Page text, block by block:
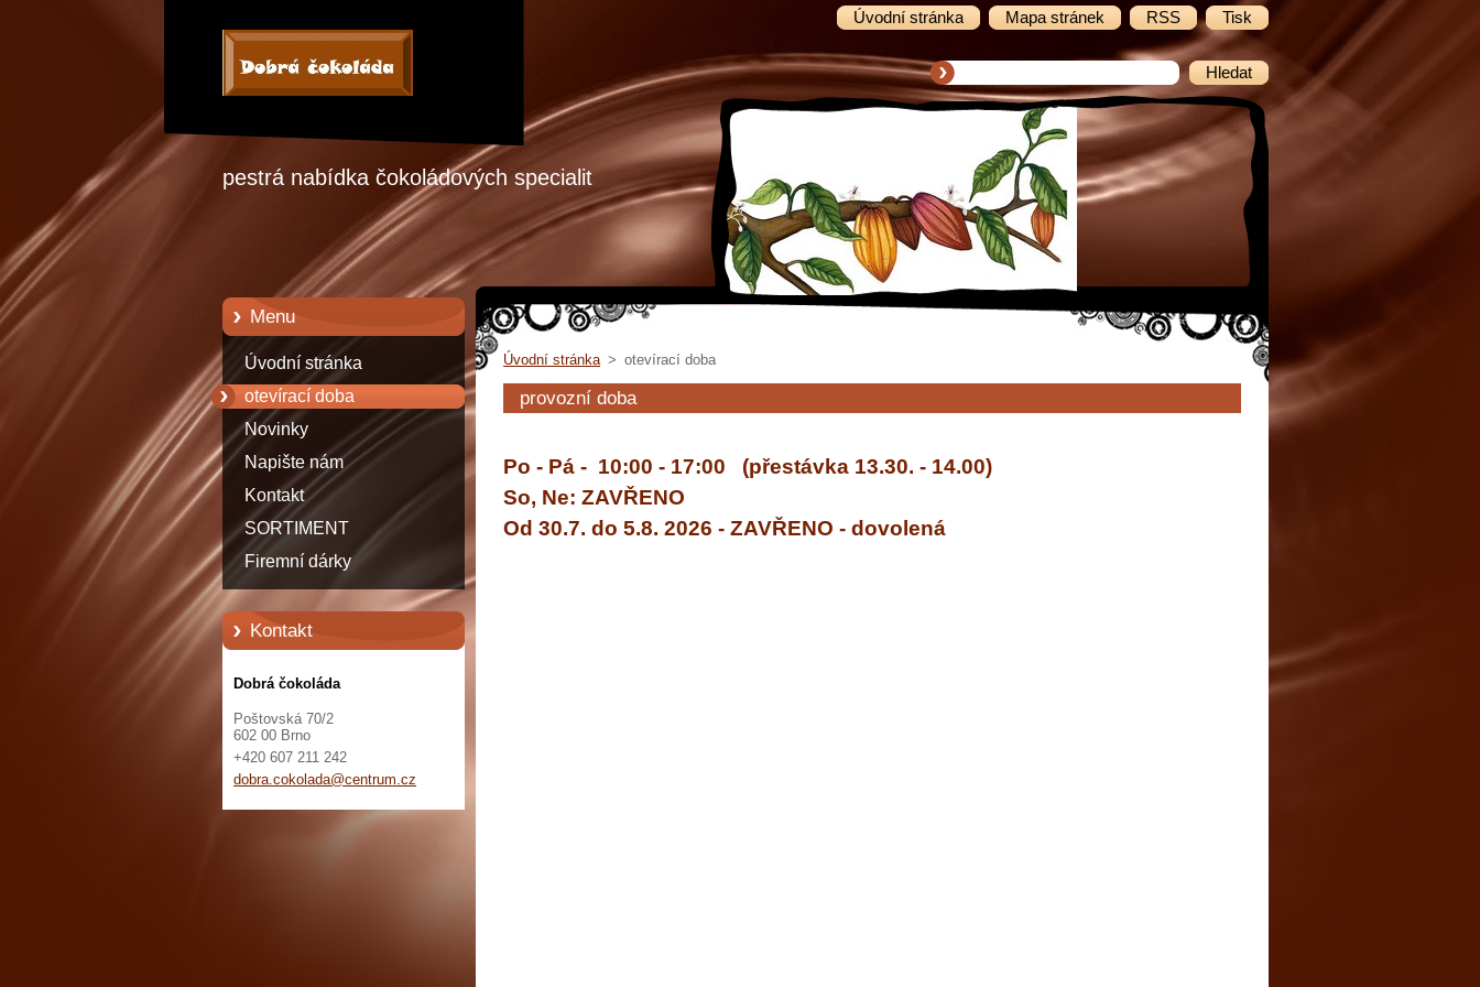
Úvodní stránka Mapa stránek RSS Tisk
pestrá nabídka čokoládových specialit
Menu
Úvodní stránka
otevírací doba
Novinky
Napište nám
Kontakt
SORTIMENT
Firemní dárky
Kontakt
Dobrá čokoláda
Poštovská 70/2
602 00 Brno
+420 607 211 242
dobra.cokolada@centrum.cz
Úvodní stránka > otevírací doba
provozní doba
Po - Pá - 10:00 - 17:00 (přestávka 13.30. - 14.00)
So, Ne: ZAVŘENO
Od 30.7. do 5.8. 2026 - ZAVŘENO - dovolená